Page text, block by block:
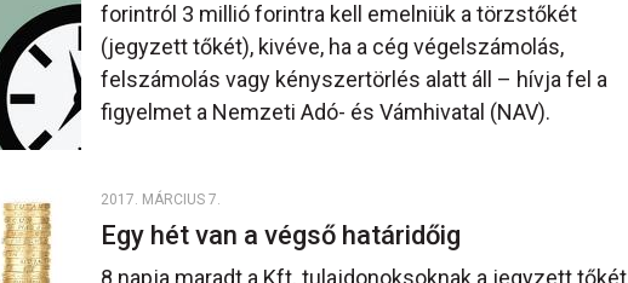
forintról 3 millió forintra kell emelniük a törzstőkét
(jegyzett tőkét), kivéve, ha a cég végelszámolás,
felszámolás vagy kényszertörlés alatt áll – hívja fel a
figyelmet a Nemzeti Adó- és Vámhivatal (NAV).
2017. MÁRCIUS 7.
Egy hét van a végső határidőig
8 napja maradt a Kft. tulajdonoksoknak a jegyzett tőkét